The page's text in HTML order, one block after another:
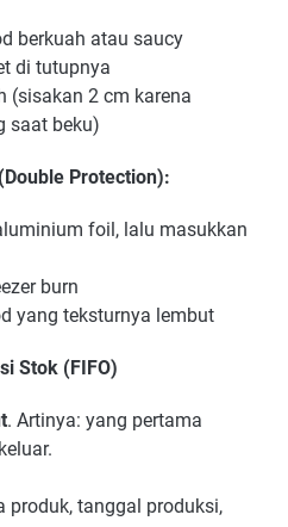
berkuah atau saucy
di tutupnya
(sisakan 2 cm karena
saat beku)
Protection):
foil, lalu masukkan
burn
yang teksturnya lembut
Stok (FIFO)
. Artinya: yang pertama
produk, tanggal produksi,